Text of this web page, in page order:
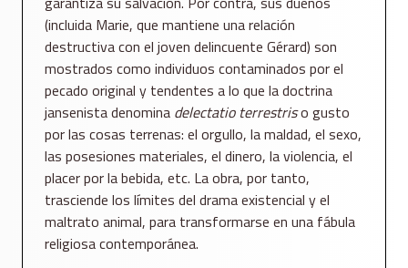
(incluida Marie, que mantiene una relación
destructiva con el joven delincuente Gérard) son
mostrados como individuos contaminados por el
pecado original y tendentes a lo que la doctrina
jansenista denomina delectatio terrestriso gusto
por las cosas terrenas: el orgullo, la maldad, el sexo,
las posesiones materiales, el dinero, la violencia, el
placer por la bebida, etc. La obra, por tanto,
trasciende los límites del drama existencial y el
maltrato animal, para transformarse en una fábula
religiosa contemporánea.